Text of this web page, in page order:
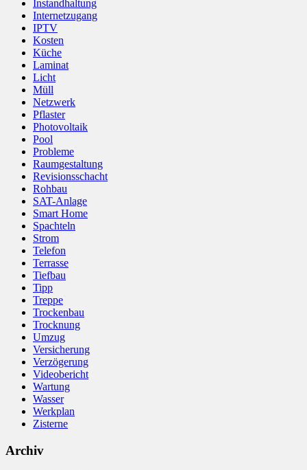
Instandhaltung
Internetzugang
IPTV
Kosten
Küche
Laminat
Licht
Müll
Netzwerk
Pflaster
Photovoltaik
Pool
Probleme
Raumgestaltung
Revisionsschacht
Rohbau
SAT-Anlage
Smart Home
Spachteln
Strom
Telefon
Terrasse
Tiefbau
Tipp
Treppe
Trockenbau
Trocknung
Umzug
Versicherung
Verzögerung
Videobericht
Wartung
Wasser
Werkplan
Zisterne
Archiv